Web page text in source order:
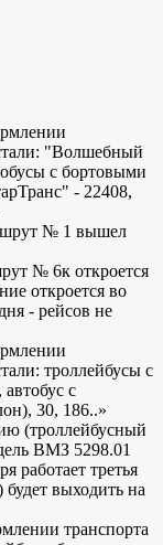
"Волшебный
с бортовыми
- 22408,
№ 1 вышел
№ 6к откроется
откроется во
- рейсов не
троллейбусы с
с
30, 186..»
(троллейбусный
ВМЗ 5298.01
работает третья
выходить на
транспорта